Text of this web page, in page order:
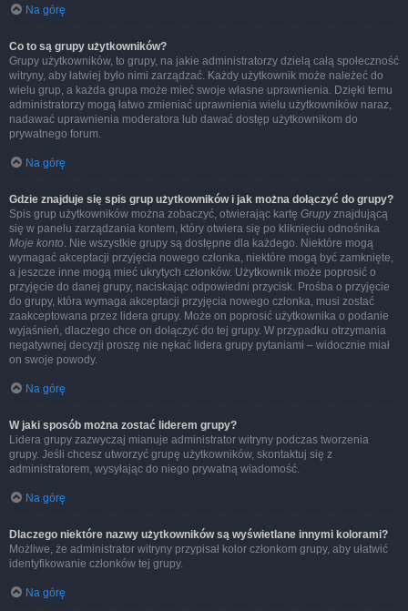
Na górę
Co to są grupy użytkowników?
Grupy użytkowników, to grupy, na jakie administratorzy dzielą całą społeczność
witryny, aby łatwiej było nimi zarządzać. Każdy użytkownik może należeć do
wielu grup, a każda grupa może mieć swoje własne uprawnienia. Dzięki temu
administratorzy mogą łatwo zmieniać uprawnienia wielu użytkowników naraz,
nadawać uprawnienia moderatora lub dawać dostęp użytkownikom do
prywatnego forum.
Na górę
Gdzie znajduje się spis grup użytkowników i jak można dołączyć do grupy?
Spis grup użytkowników można zobaczyć, otwierając kartę Grupyznajdującą
się w panelu zarządzania kontem, który otwiera się po kliknięciu odnośnika
Moje konto. Nie wszystkie grupy są dostępne dla każdego. Niektóre mogą
wymagać akceptacji przyjęcia nowego członka, niektóre mogą być zamknięte,
a jeszcze inne mogą mieć ukrytych członków. Użytkownik może poprosić o
przyjęcie do danej grupy, naciskając odpowiedni przycisk. Prośba o przyjęcie
do grupy, która wymaga akceptacji przyjęcia nowego członka, musi zostać
zaakceptowana przez lidera grupy. Może on poprosić użytkownika o podanie
wyjaśnień, dlaczego chce on dołączyć do tej grupy. W przypadku otrzymania
negatywnej decyzji proszę nie nękać lidera grupy pytaniami – widocznie miał
on swoje powody.
Na górę
W jaki sposób można zostać liderem grupy?
Lidera grupy zazwyczaj mianuje administrator witryny podczas tworzenia
grupy. Jeśli chcesz utworzyć grupę użytkowników, skontaktuj się z
administratorem, wysyłając do niego prywatną wiadomość.
Na górę
Dlaczego niektóre nazwy użytkowników są wyświetlane innymi kolorami?
Możliwe, że administrator witryny przypisał kolor członkom grupy, aby ułatwić
identyfikowanie członków tej grupy.
Na górę